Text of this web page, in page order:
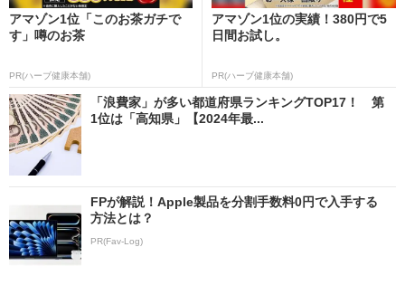
アマゾン1位「このお茶ガチで
す」噂のお茶
PR(ハーブ健康本舗)
アマゾン1位の実績！380円で5
日間お試し。
PR(ハーブ健康本舗)
「浪費家」が多い都道府県ランキングTOP17！ 第
1位は「高知県」【2024年最...
FPが解説！Apple製品を分割手数料0円で入手する
方法とは？
PR(Fav-Log)